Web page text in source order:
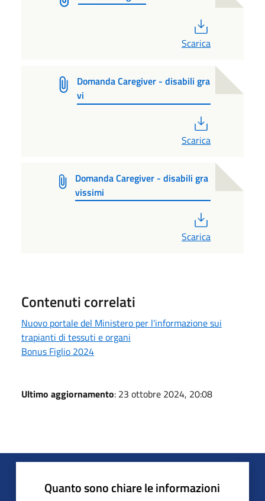
Scarica
Domanda Caregiver - disabili gra
vi
Scarica
Domanda Caregiver - disabili gra
vissimi
Scarica
Contenuti correlati
Nuovo portale del Ministero per l'informazione sui
trapianti di tessuti e organi
Bonus Figlio 2024
Ultimo aggiornamento: 23 ottobre 2024, 20:08
Quanto sono chiare le informazioni